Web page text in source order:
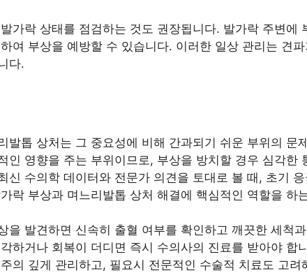
가락 상태를 점검하는 것도 권장됩니다. 발가락 주변에
여 부상을 예방할 수 있습니다. 이러한 일상 관리는 견
다.
발톱 상처는 그 중요성에 비해 간과되기 쉬운 부위의 문
인 영향을 주는 부위이므로, 부상을 방치할 경우 심각한
신 수의학 데이터와 전문가 의견을 토대로 볼 때, 초기
락 부상과 며느리발톱 상처 해결에 핵심적인 역할을 하
을 발견하면 신속히 출혈 여부를 확인하고 깨끗한 세척
하거나 회복이 더디면 즉시 수의사의 진료를 받아야 합
의 깊게 관리하고, 필요시 전문적인 수술적 치료도 고려